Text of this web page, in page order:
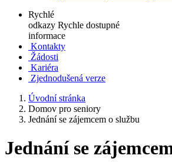
Rychlé
odkazy Rychle dostupné
informace
Kontakty
Žádosti
Kariéra
Zjednodušená verze
Úvodní stránka
Domov pro seniory
Jednání se zájemcem o službu
Jednání se